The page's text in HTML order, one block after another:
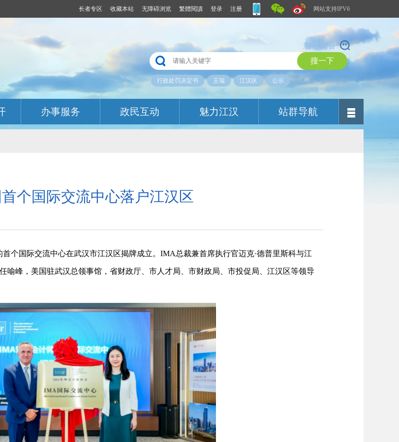
长者专区 收藏本站 无障碍浏览 繁體閱讀 登录 注册 网站支持IPV6
智能问答
行政处罚决定书 王瑞 江汉区 公示
办事服务 政民互动 魅力江汉 站群导航
个国际交流中心落户江汉区
个国际交流中心在武汉市江汉区揭牌成立。IMA总裁兼首席执行官迈克·德普里斯科与江
喻峰，美国驻武汉总领事馆，省财政厅、市人才局、市财政局、市投促局、江汉区等领导